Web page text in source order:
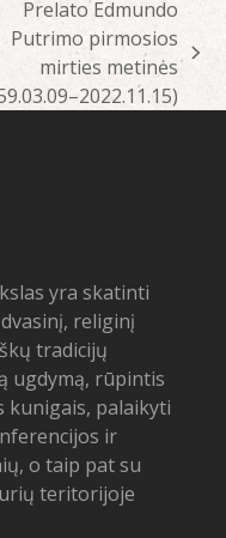
Prelato Edmundo
Putrimo pirmosios
mirties metinės
yra skatinti
religinį
tradicijų
ugdymą, rūpintis
kunigais, palaikyti
ir
o taip pat su
teritorijoje